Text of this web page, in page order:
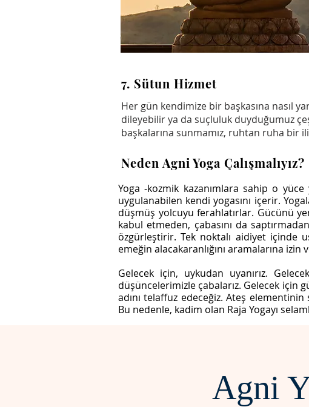
7. Sütun Hizmet
Her gün kendimize bir başkasına nasıl
dileyebilir ya da suçluluk duyduğumuz
başkalarına sunmamız, ruhtan ruha bir
Neden Agni Yoga Çalışmalıyız?
Yoga -kozmik kazanımlara sahip o
uygulanabilen kendi yogasını içerir.
düşmüş yolcuyu ferahlatırlar. Gücünü
kabul etmeden, çabasını da
özgürleştirir. Tek noktalı aidiyet içinde
emeğin alacakaranlığını aramalarına izin
Gelecek için, uykudan uyanırız.
düşüncelerimizle çabalarız. Gelecek için
adını telaffuz edeceğiz. Ateş elementinin
Bu nedenle, kadim olan Raja Yogayı
Agni